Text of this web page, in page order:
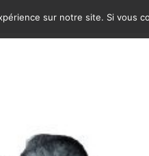
sur notre site. Si